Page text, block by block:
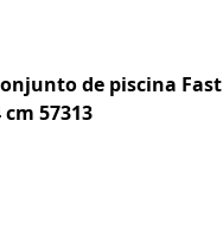
de piscina Fast
cm 57313